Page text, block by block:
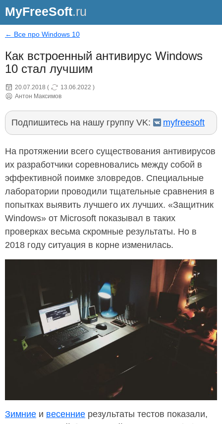
MyFreeSoft.ru
← Все про Windows 10
Как встроенный антивирус Windows
10 стал лучшим
20.07.2018 ( 13.06.2022 )
Антон Максимов
Подпишитесь на нашу группу VK: myfreesoft
На протяжении всего существования антивирусов
их разработчики соревновались между собой в
эффективной поимке зловредов. Специальные
лаборатории проводили тщательные сравнения в
попытках выявить лучшего их лучших. «Защитник
Windows» от Microsoft показывал в таких
проверках весьма скромные результаты. Но в
2018 году ситуация в корне изменилась.
Зимние и весенние результаты тестов показали,